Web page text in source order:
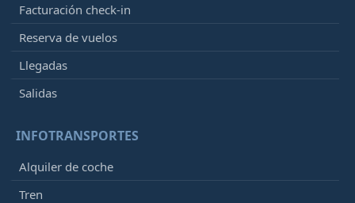
Facturación check-in
Reserva de vuelos
Llegadas
Salidas
INFOTRANSPORTES
Alquiler de coche
Tren